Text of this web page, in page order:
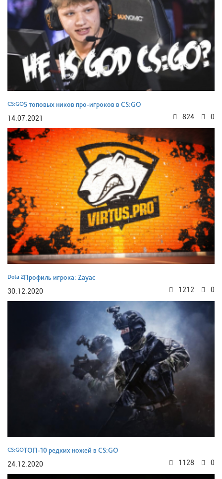
CS:GO5 топовых ников про-игроков в CS:GO
14.07.2021
0
824
Dota 2Профиль игрока: Zayac
30.12.2020
0
1212
CS:GOТОП-10 редких ножей в CS:GO
24.12.2020
0
1128